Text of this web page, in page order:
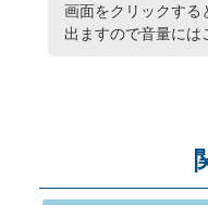
画面をクリックする
出ますので音量には